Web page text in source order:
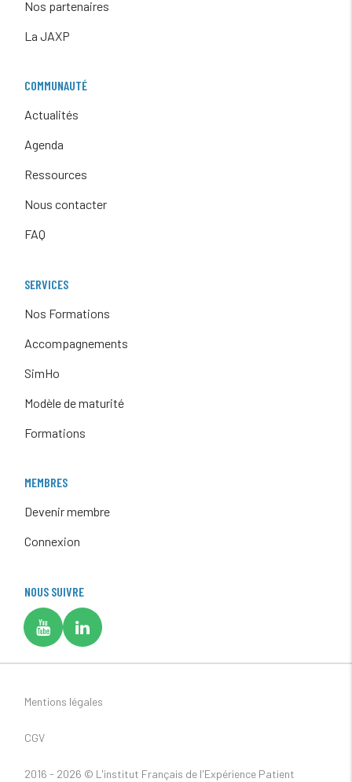
Nos partenaires
La JAXP
COMMUNAUTÉ
Actualités
Agenda
Ressources
Nous contacter
FAQ
SERVICES
Nos Formations
Accompagnements
SimHo
Modèle de maturité
Formations
MEMBRES
Devenir membre
Connexion
NOUS SUIVRE
Mentions légales
CGV
2016 - 2026 © L'institut Français de l'Expérience Patient